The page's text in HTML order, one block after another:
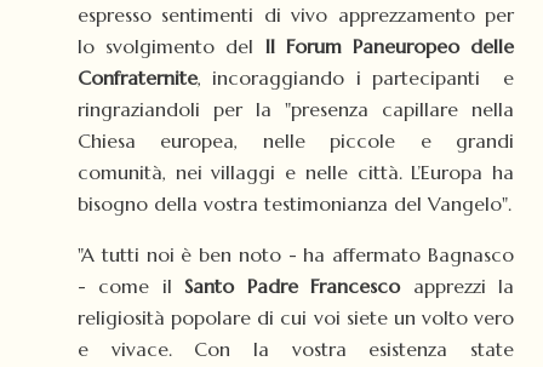
espresso sentimenti di vivo apprezzamento per
lo svolgimento del II Forum Paneuropeo delle
Confraternite, incoraggiando i partecipanti e
ringraziandoli per la "presenza capillare nella
Chiesa europea, nelle piccole e grandi
comunità, nei villaggi e nelle città. L’Europa ha
bisogno della vostra testimonianza del Vangelo".
"A tutti noi è ben noto - ha affermato Bagnasco
- come ilSanto Padre Francescoapprezzi la
religiosità popolare di cui voi siete un volto vero
e vivace. Con la vostra esistenza state